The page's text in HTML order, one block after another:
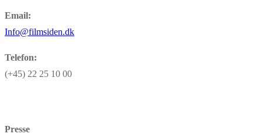
Email:
Info@filmsiden.dk
Telefon:
(+45) 22 25 10 00
Presse